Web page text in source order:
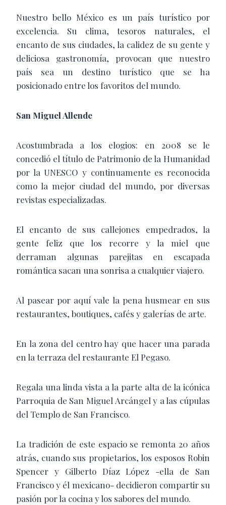
Nuestro bello México es un país turístico por
excelencia. Su clima, tesoros naturales, el
encanto de sus ciudades, la calidez de su gente y
deliciosa gastronomía, provocan que nuestro
país sea un destino turístico que se ha
posicionado entre los favoritos del mundo.
San Miguel Allende
Acostumbrada a los elogios: en 2008 se le
concedió el título de Patrimonio de la Humanidad
por la UNESCO y continuamente es reconocida
como la mejor ciudad del mundo, por diversas
revistas especializadas.
El encanto de sus callejones empedrados, la
gente feliz que los recorre y la miel que
derraman algunas parejitas en escapada
romántica sacan una sonrisa a cualquier viajero.
Al pasear por aquí vale la pena husmear en sus
restaurantes, boutiques, cafés y galerías de arte.
En la zona del centro hay que hacer una parada
en la terraza del restaurante El Pegaso.
Regala una linda vista a la parte alta de la icónica
Parroquia de San Miguel Arcángel y a las cúpulas
del Templo de San Francisco.
La tradición de este espacio se remonta 20 años
atrás, cuando sus propietarios, los esposos Robin
Spencer y Gilberto Díaz López -ella de San
Francisco y él mexicano- decidieron compartir su
pasión por la cocina y los sabores del mundo.